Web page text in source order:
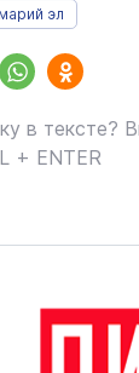
марий эл
в тексте?
+ ENTER